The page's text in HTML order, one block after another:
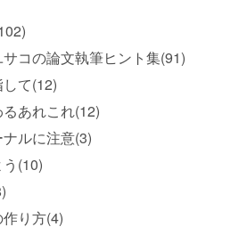
コの論文執筆ヒント集(91)
て(12)
あれこれ(12)
ルに注意(3)
(10)
り方(4)